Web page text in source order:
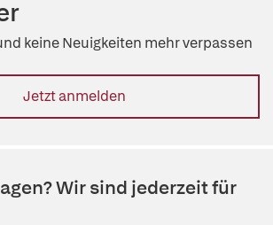
keine Neuigkeiten mehr verpassen
Jetzt anmelden
Wir sind jederzeit für